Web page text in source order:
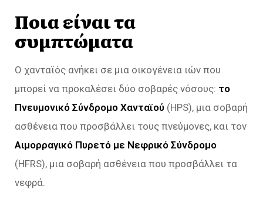
Ποια είναι τα
συμπτώματα
Ο χανταϊός ανήκει σε μια οικογένεια ιών που
μπορεί να προκαλέσει δύο σοβαρές νόσους: το
Πνευμονικό Σύνδρομο Χανταϊού (HPS), μια σοβαρή
ασθένεια που προσβάλλει τους πνεύμονες, και τον
Αιμορραγικό Πυρετό με Νεφρικό Σύνδρομο
(HFRS), μια σοβαρή ασθένεια που προσβάλλει τα
νεφρά.